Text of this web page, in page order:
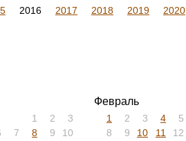
2016 2017 2018 2019 2020
1 2
3
7 8 9
10
Февраль
1 2 3 4 5
8
9 10 11 12